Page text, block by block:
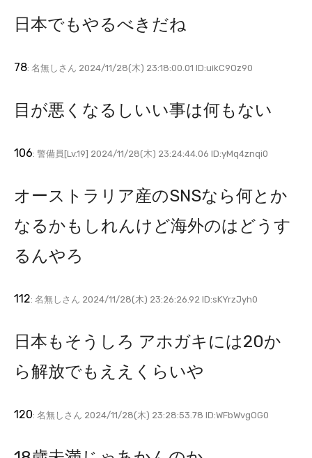
日本でもやるべきだね
78: 名無しさん 2024/11/28(木) 23:18:00.01 ID:uikC9Oz90
目が悪くなるしいい事は何もない
106: 警備員[Lv.19] 2024/11/28(木) 23:24:44.06 ID:yMq4znqi0
オーストラリア産のSNSなら何とか
なるかもしれんけど海外のはどうす
るんやろ
112: 名無しさん 2024/11/28(木) 23:26:26.92 ID:sKYrzJyh0
日本もそうしろ アホガキには20か
ら解放でもええくらいや
120: 名無しさん 2024/11/28(木) 23:28:53.78 ID:WFbWvgOG0